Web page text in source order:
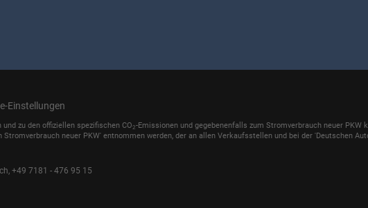
Einstellungen
zu den offiziellen spezifischen CO2-Emissionen und gegebenenfalls zum Stromverbrauch neuer
Stromverbrauch neuer PKW' entnommen werden, der an allen Verkaufsstellen und bei der 'Deutschen
+49 7181 - 476 95 15